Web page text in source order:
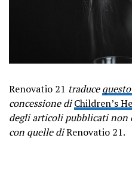
Renovatio 21 traduce
concessione di Children’s
degli articoli pubblicati non
con quelle diRenovatio 21.